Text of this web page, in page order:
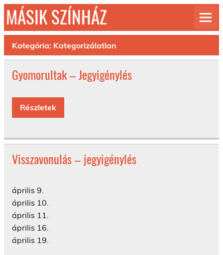
Skip
content
MÁSIK SZÍNHÁZ
© 1992-2026
Kategória: Kategorizálatlan
Gyomorultak – Jegyigénylés
Részletek
Visszavonulás – jegyigénylés
április 9.
április 10.
április 11.
április 16.
április 19.